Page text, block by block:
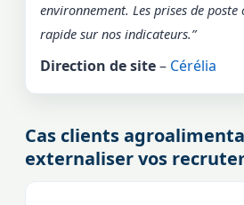
environnement. Les prises de
rapide sur nos indicateurs.”
Direction de site– Cérélia
Cas clients
externaliser vos